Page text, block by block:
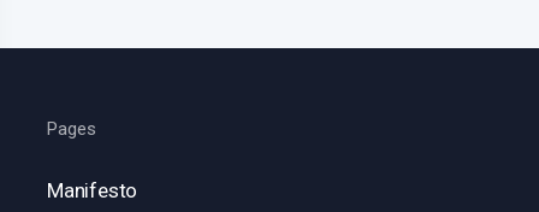
Pages
Manifesto